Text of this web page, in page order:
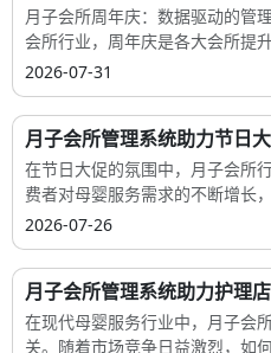
月子会所周年庆：数据驱动的管
会所行业，周年庆是各大会所提
2026-07-31
月子会所管理系统助力节日
在节日大促的氛围中，月子会所
费者对母婴服务需求的不断增长
2026-07-26
月子会所管理系统助力护理
在现代母婴服务行业中，月子会
关。随着市场竞争日益激烈，如